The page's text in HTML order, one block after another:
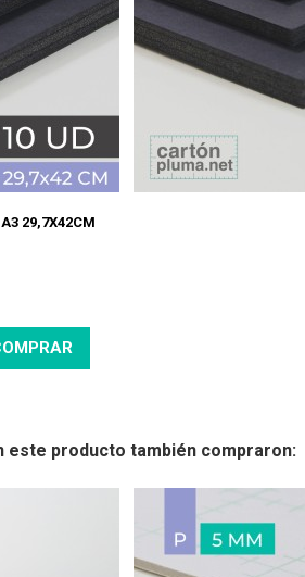
29,7X42CM
este producto también compraron: